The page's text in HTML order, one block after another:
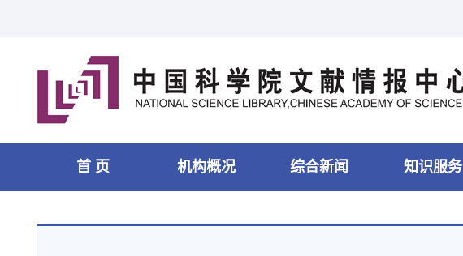
首 页 机构概况 综合新闻 知识服务